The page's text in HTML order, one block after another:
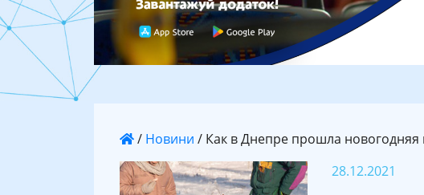
/ Новини / Как в Днепре прошла новогодняя
28.12.2021